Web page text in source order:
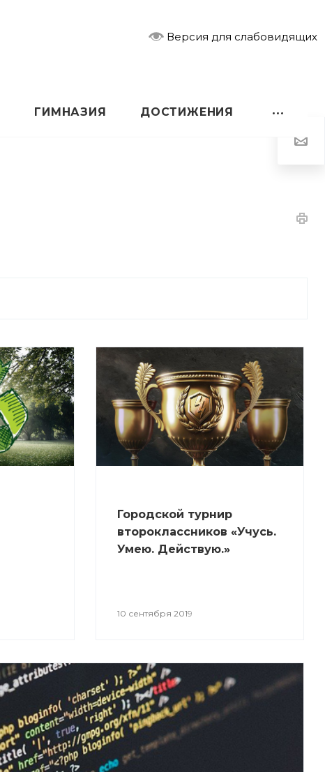
Версия для слабовидящих
ГИМНАЗИЯ ДОСТИЖЕНИЯ
Городской турнир
второклассников «Учусь.
Умею. Действую.»
10 сентября 2019